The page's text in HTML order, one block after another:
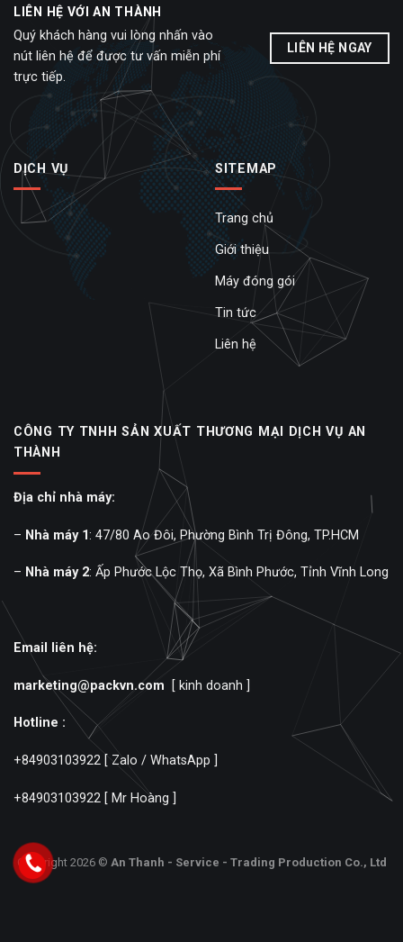
LIÊN HỆ VỚI AN THÀNH
Quý khách hàng vui lòng nhấn vào
nút liên hệ để được tư vấn miễn phí
trực tiếp.
LIÊN HỆ NGAY
DỊCH VỤ SITEMAP
Trang chủ
Giới thiệu
Máy đóng gói
Tin tức
Liên hệ
CÔNG TY TNHH SẢN XUẤT THƯƠNG MẠI DỊCH VỤ AN
THÀNH
Địa chỉ nhà máy:
– Nhà máy 1: 47/80 Ao Đôi, Phường Bình Trị Đông, TP.HCM
– Nhà máy 2: Ấp Phước Lộc Thọ, Xã Bình Phước, Tỉnh Vĩnh Long
Email liên hệ:
marketing@packvn.com [ kinh doanh ]
Hotline :
+84903103922 [ Zalo / WhatsApp ]
+84903103922 [ Mr Hoàng ]
Copyright 2026 © An Thanh - Service - Trading Production Co., Ltd